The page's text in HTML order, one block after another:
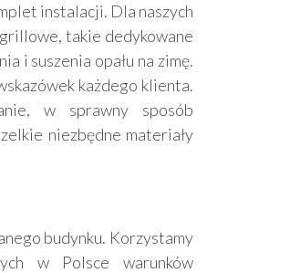
instalacji. Dla naszych
takie dedykowane
i suszenia opału na zimę.
każdego klienta.
w sprawny sposób
niezbędne materiały
budynku. Korzystamy
w Polsce warunków